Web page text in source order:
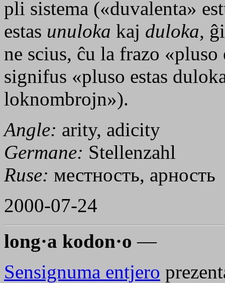
pli sistema («duvalenta»
estas unuloka kaj duloka,
ne scius, ĉu la frazo «pluso
signifus «pluso estas
loknombrojn»).
Angle: arity, adicity
Germane: Stellenzahl
Ruse: местность, арность
2000-07-24
long·a kodon·o —
Sensignuma entjero